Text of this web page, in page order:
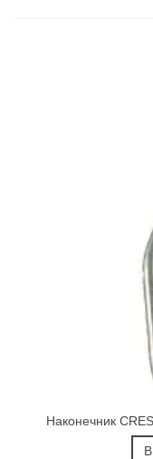
Наконечник